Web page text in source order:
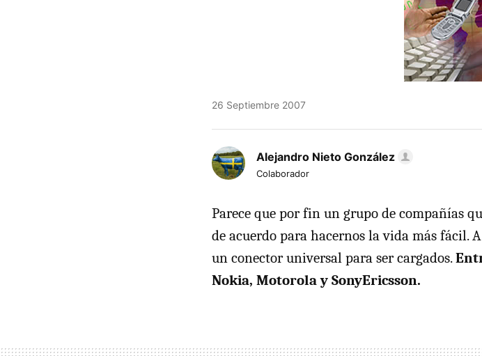
26 Septiembre 2007
Alejandro Nieto González
Colaborador
Parece que por fin un grupo de compañías
de acuerdo para hacernos la vida más fácil.
un conector universal para ser cargados.
Nokia, Motorola y SonyEricsson.